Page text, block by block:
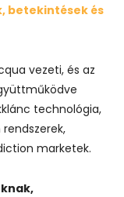
betekintések és
vezeti, és az
technológia,
marketek.